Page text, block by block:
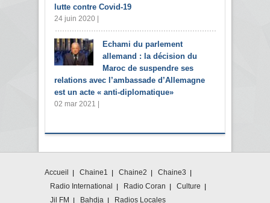
lutte contre Covid-19
24 juin 2020 |
Echami du parlement
allemand : la décision du
Maroc de suspendre ses
relations avec l’ambassade d’Allemagne
est un acte « anti-diplomatique»
02 mar 2021 |
Accueil Chaine1 Chaine2
Chaine3
Radio International
Radio Coran
Culture
Jil FM
Bahdja Radios Locales